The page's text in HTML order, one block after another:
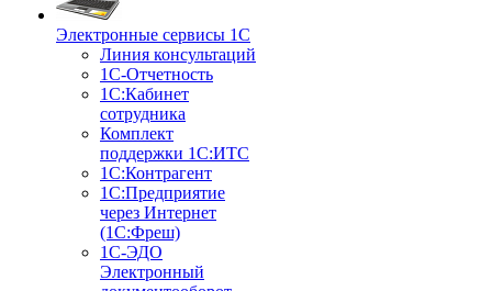
Электронные сервисы 1С
Линия консультаций
1С-Отчетность
1С:Кабинет
сотрудника
Комплект
поддержки 1С:ИТС
1С:Контрагент
1С:Предприятие
через Интернет
(1С:Фреш)
1С-ЭДО
Электронный